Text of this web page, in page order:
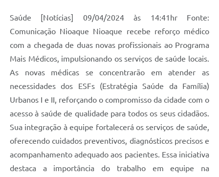
Saúde [Notícias] 09/04/2024 às 14:41hr Fonte:
Comunicação Nioaque Nioaque recebe reforço médico
com a chegada de duas novas profissionais ao Programa
Mais Médicos, impulsionando os serviços de saúde locais.
As novas médicas se concentrarão em atender as
necessidades dos ESFs (Estratégia Saúde da Família)
Urbanos I e II, reforçando o compromisso da cidade com o
acesso à saúde de qualidade para todos os seus cidadãos.
Sua integração à equipe fortalecerá os serviços de saúde,
oferecendo cuidados preventivos, diagnósticos precisos e
acompanhamento adequado aos pacientes. Essa iniciativa
destaca a importância do trabalho em equipe na